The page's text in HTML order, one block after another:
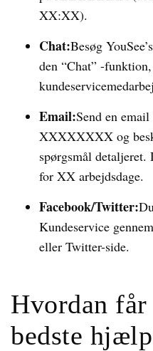
XX:XX).
Chat:Besøg
den “Chat” -
Email:Send en
XXXXXXXX og
spørgsmål detaljeret.
for XX arbejdsdage.
Facebook/Twitter:
Kundeservice
eller Twitter-side.
Hvordan får
bedste